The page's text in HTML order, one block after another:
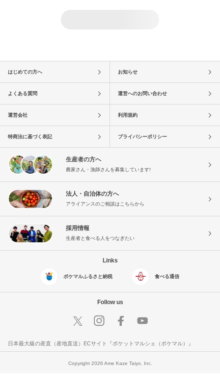
はじめての方へ お知らせ
よくある質問 運営へのお問い合わせ
運営会社 利用規約
特商法に基づく表記 プライバシーポリシー
生産者の方へ
農家さん・漁師さんを募集しています!
法人・自治体の方へ
アライアンスのご相談はこちらから
採用情報
生産者と食べる人をつなぎたい
Links
ポケマルふるさと納税 食べる通信
Follow us
日本最大級の産直（産地直送）ECサイト『ポケットマルシェ（ポケマル）』
Copyright 2026 Ame Kaze Taiyo, Inc.